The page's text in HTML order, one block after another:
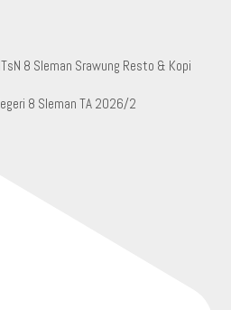
8 Sleman TA 2026/2